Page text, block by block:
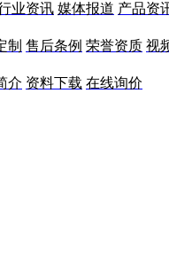
业资讯 媒体报道 产品资
制 售后条例 荣誉资质 视
介 资料下载 在线询价